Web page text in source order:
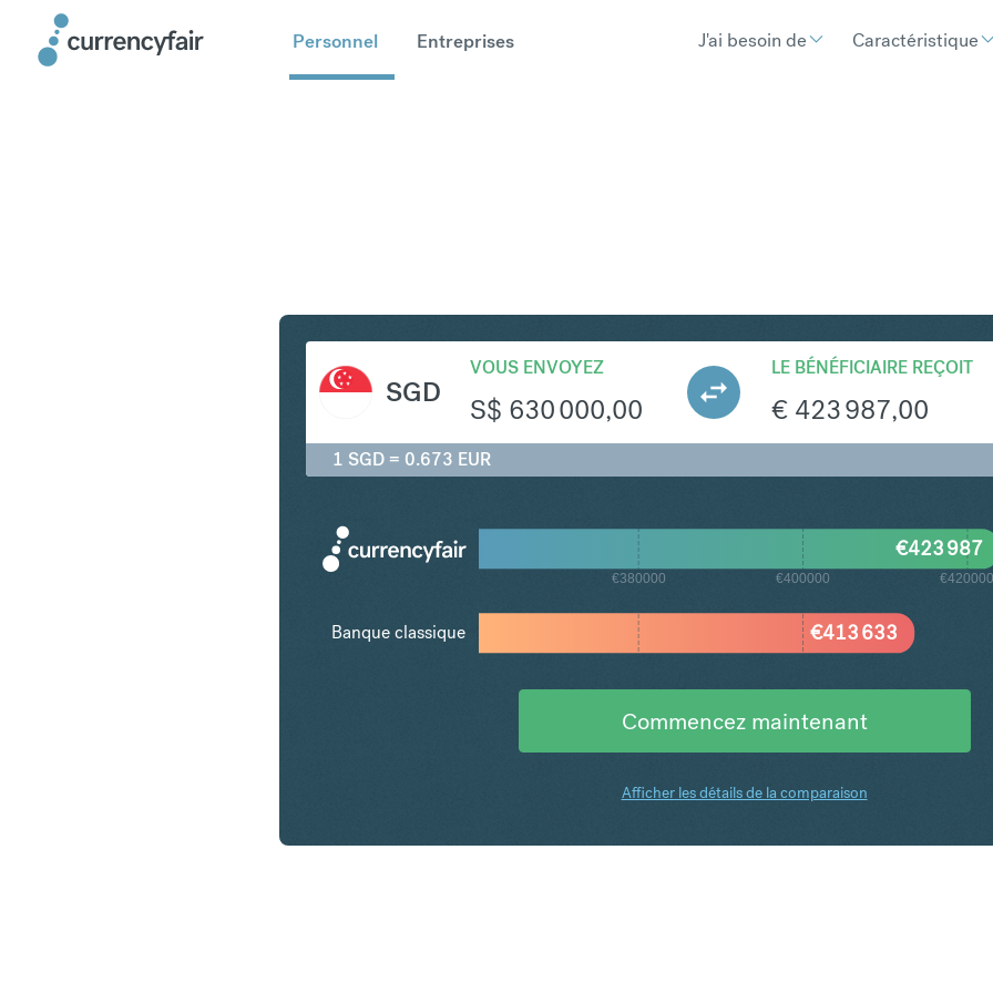
Personnel Entreprises J'ai besoin de Caractéristique
SGD
VOUS ENVOYEZ
S$ 630 000,00
LE BÉNÉFICIAIRE REÇOIT
€ 423 987,00
1 SGD = 0.673 EUR
€380000 €400000
€413 633
€423 987
Banque classique
Commencez maintenant
Afficher les détails de la comparaison